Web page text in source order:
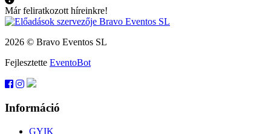
Már feliratkozott híreinkre!
2026 © Bravo Eventos SL
Fejlesztette EventoBot
Információ
GYIK